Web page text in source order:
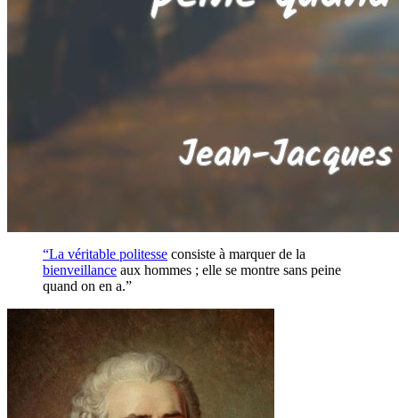
“La véritable politesse consiste à marquer de la
bienveillance aux hommes ; elle se montre sans peine
quand on en a.”